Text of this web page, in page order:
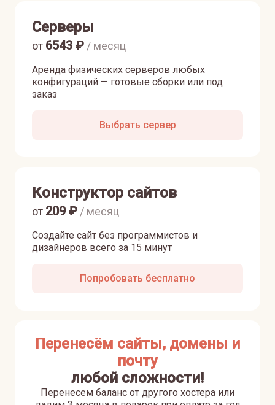
Серверы
Аренда физических серверов любых
конфигураций — готовые сборки или под
заказ
от 6543 ₽ / месяц
Выбрать сервер
Конструктор сайтов
Создайте сайт без программистов и
дизайнеров всего за 15 минут
от 209₽ / месяц
Попробовать бесплатно
Перенесём сайты, домены и
почту
любой сложности!
Перенесем баланс от другого хостера или